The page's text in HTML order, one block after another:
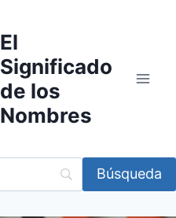
El
Significado
de los
Nombres